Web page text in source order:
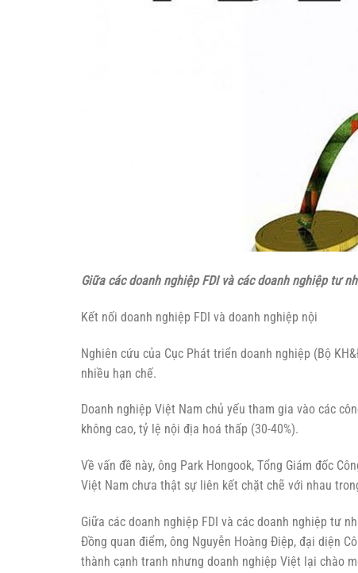
Giữa các doanh nghiệp FDI và các doanh nghiệp tư
Kết nối doanh nghiệp FDI và doanh nghiệp nội
Nghiên cứu của Cục Phát triển doanh nghiệp (Bộ
nhiều hạn chế.
Doanh nghiệp Việt Nam chủ yếu tham gia vào các
không cao, tỷ lệ nội địa hoá thấp (30-40%).
Về vấn đề này, ông Park Hongook, Tổng Giám đốc
Việt Nam chưa thật sự liên kết chặt chẽ với nhau
Giữa các doanh nghiệp FDI và các doanh nghiệp tư
Đồng quan điểm, ông Nguyễn Hoàng Điệp, đại diện
thành cạnh tranh nhưng doanh nghiệp Việt lại chào